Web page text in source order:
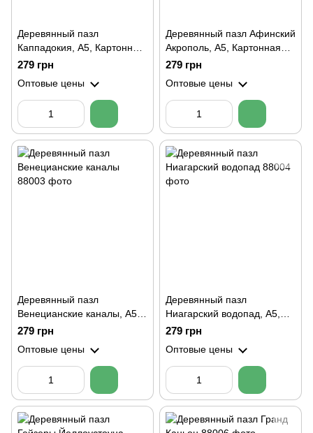
Деревянный пазл
Каппадокия, А5, Картонная
коробка
279 грн
Оптовые цены
Деревянный пазл Афинский
Акрополь, А5, Картонная
коробка
279 грн
Оптовые цены
Деревянный пазл
Венецианские каналы, А5,
Картонная коробка
279 грн
Оптовые цены
Деревянный пазл
Ниагарский водопад, А5,
Картонная коробка
279 грн
Оптовые цены